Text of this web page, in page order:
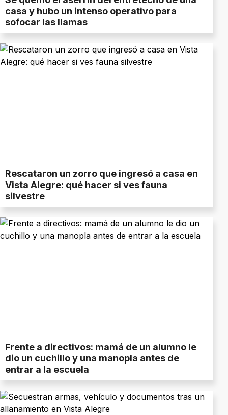
casa y hubo un intenso operativo para
sofocar las llamas
Rescataron un zorro que ingresó a casa en
Vista Alegre: qué hacer si ves fauna
silvestre
Frente a directivos: mamá de un alumno le
dio un cuchillo y una manopla antes de
entrar a la escuela